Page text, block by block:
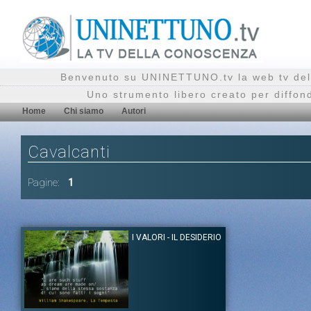
Benvenuto su UNINETTUNO.tv la web tv
Uno strumento libero creato per
Home Chi siamo Autori
Cavalcanti
Pagine: 1
I VALORI - IL DESIDERIO